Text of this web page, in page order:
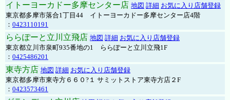
イトーヨーカドー多摩センター店 地図 詳細 お気に入り店舗登録
東京都多摩市落合1丁目44 イトーヨーカドー多摩センター店4階
： 0423110191
ららぽーと立川立飛店 地図 詳細 お気に入り店舗登録
東京都立川市泉町935番地の1 ららぽーと立川立飛1F
： 0425486201
東寺方店 地図 詳細 お気に入り店舗登録
東京都多摩市東寺方６６０?１ サミットストア東寺方店２F
： 0423573461